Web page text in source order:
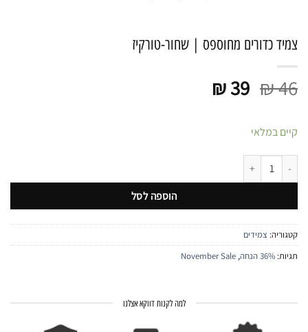
צמיד כדורים מחוספס | שחור-טורקיז
₪46 המחיר
₪39
קיים במלאי
כמות של צמיד כדורים מחוספס | שחור-טורקיז
הוספה לסל
קטגוריה: צמידים
תגיות: 36% הנחה ,
November Sale
למה לקנות דווקא אצלנו